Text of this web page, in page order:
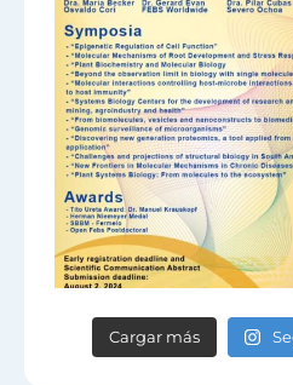
Cargar más